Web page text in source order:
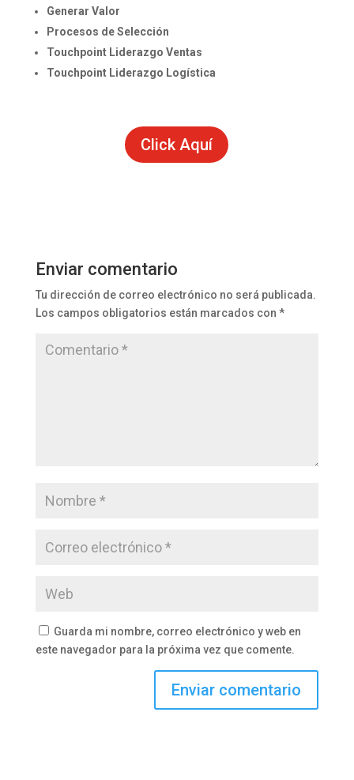
Generar Valor
Procesos de Selección
Touchpoint Liderazgo Ventas
Touchpoint Liderazgo Logística
Click Aquí
Enviar comentario
Tu dirección de correo electrónico no será publicada.
Los campos obligatorios están marcados con *
Guarda mi nombre, correo electrónico y web en
este navegador para la próxima vez que comente.